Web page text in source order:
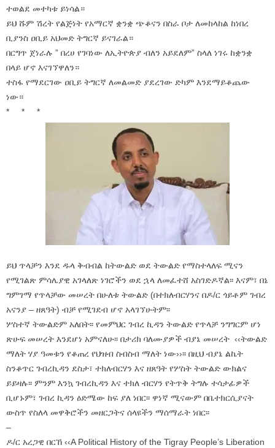
ተወልደ መተካቱ ይነሳል።
ይህ ሹም ሽረት የልጅነት የአማርኛ ቋንቋ ጭቆናን በስራ ቦታ ለመከላከል ከነበረ
ቢያንስ ዐቢይ አህመድ ትግርኛ ይናገራል።
በርግጥ ጀነራሉ ” በረሀ የገባነው ለኢትዮጵያ ብለን አይደለም” ስላለ ነገሩ ከቋንቋ
በላይ ሆኖ እናገኘዋለን።
ተስፋ የማደርገው ዐቢይ ትግርኛ ለመልመድ ያደረገው ድካም እንደማይቆጨው
ነው።
* * *
ይህ ጥላቻን እንደ ዱላ ቅብብል ከትውልድ ወደ ትውልድ የማስተላለፍ ሚናን
የሚገልጽ ምሳሌያዊ አገላለጽ ነገሮችን ወደ ኋላ ለመፈተሸ አስገድዶኛል፡፡ እናም፣ በኔ
ግምገማ የጥላቻው መሠረት በሁለቱ ትውልድ (በተክለብርሃንና በዶ/ር ጎይቶም ገብረ
አናንያ – ዘጸዓት) ብቻ የሚገደብ ሆኖ አላገኘሁትም፡፡
ሦስተኛ ትውልድም አለበት፡፡ የመምህር ገብረ ኪዳን ትውልድ የጥላቻ ንግግርም ሆነ
ጽሁፍ መሠረት እንደሆነ አምናለሁ፡፡ በታሪክ ባለሙያዎች ብያኔ መሠረት ‹‹ትውልድ
ማለት ሃያ ዓመቱን የቆጠረ የህዝብ ስብስብ ማለት ነው››፡፡ በዚህ ብያኔ ልኬት
ስንቆጥር ገብረኪዳን ደስታ፣ ተክለብርሃን እና ዘጸዓት የሦስት ትውልድ ውክልና
ይይዛሉ፡፡ ምንም እንኳ ገብረኪዳን እና ተክለ ብርሃን የትጥቅ ትግሉ ተሳታፊዎች
ቢሆኑም፣ ገብረ ኪዳን ዕድሜው ከፍ ያለ ነበር፡፡ ዋነኛ ሚናውም በቤተክርሲያናት
ውስጥ የስለላ መዋቅሮችን መዘርጋትና ሰላዩችን ማሰማራት ነበር፡፡
–
ዶ/ር አረጋዊ በርኸ ‹‹A Political History of the Tigray People’s Liberation